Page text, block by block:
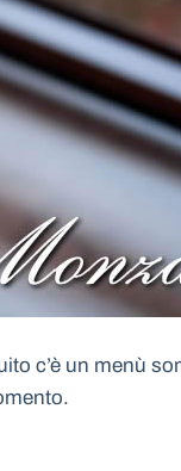
c’è un menù